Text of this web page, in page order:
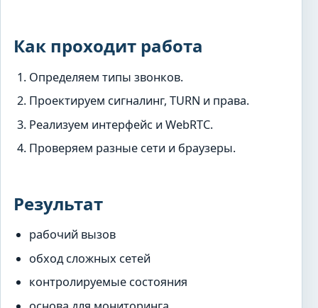
Как проходит работа
Определяем типы звонков.
Проектируем сигналинг, TURN и права.
Реализуем интерфейс и WebRTC.
Проверяем разные сети и браузеры.
Результат
рабочий вызов
обход сложных сетей
контролируемые состояния